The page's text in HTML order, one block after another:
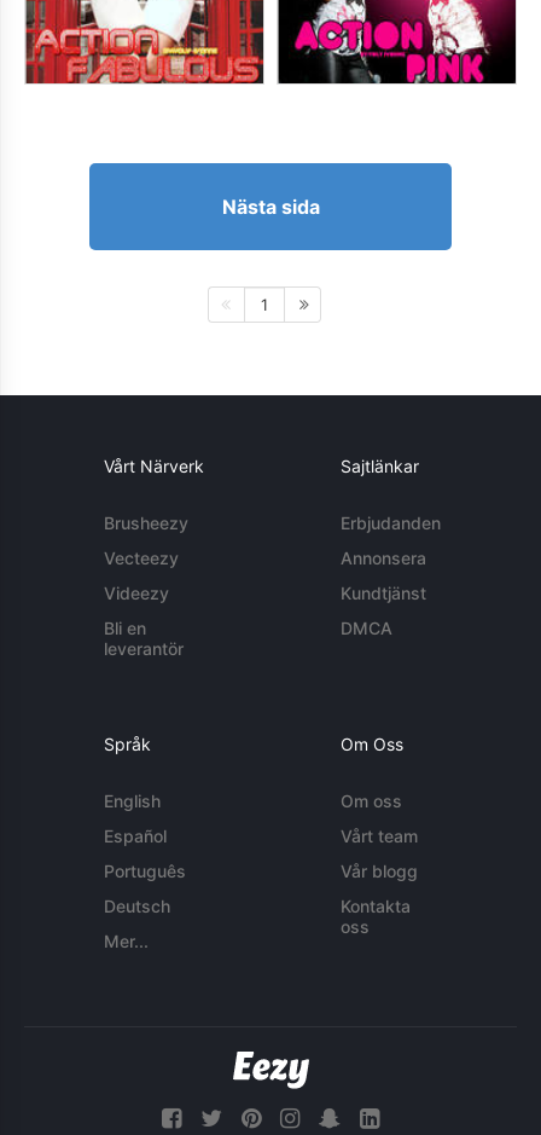
Nästa sida
1
Vårt Närverk
Brusheezy
Vecteezy
Videezy
Bli en
leverantör
Sajtlänkar
Erbjudanden
Annonsera
Kundtjänst
DMCA
Språk
English
Español
Português
Deutsch
Mer...
Om Oss
Om oss
Vårt team
Vår blogg
Kontakta
oss